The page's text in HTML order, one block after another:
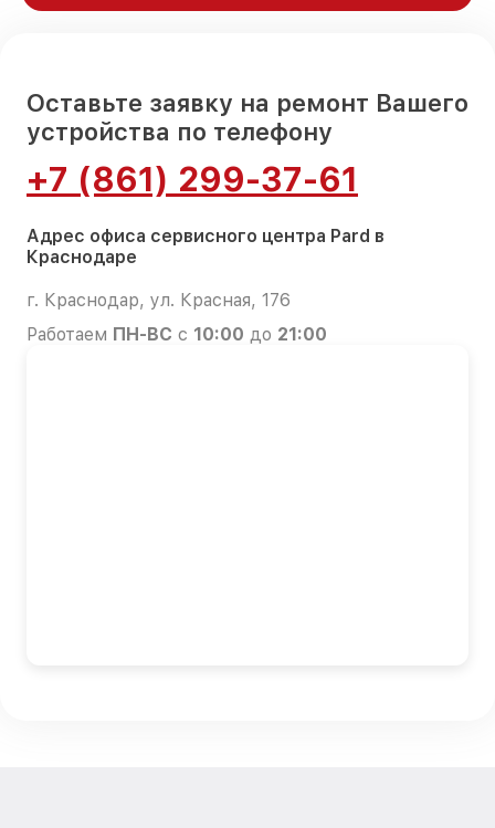
Оставьте заявку на ремонт Вашего
устройства по телефону
+7 (861) 299-37-61
Адрес офиса сервисного центра Pard в
Краснодаре
г. Краснодар, ул. Красная, 176
Работаем ПН-ВС с 10:00 до 21:00